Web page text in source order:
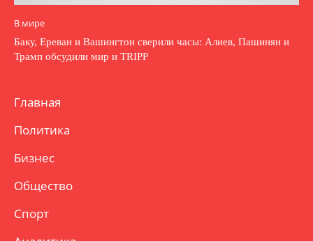
В мире
Баку, Ереван и Вашингтон сверили часы: Алиев, Пашинян и
Трамп обсудили мир и TRIPP
Главная
Политика
Бизнес
Общество
Спорт